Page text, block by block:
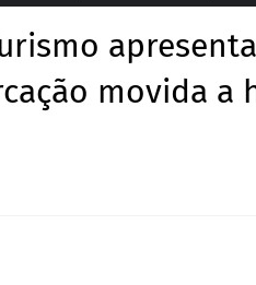
movida a